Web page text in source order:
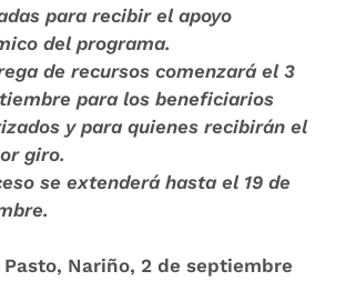
para recibir el apoyo
del programa.
de recursos comenzará el 3
para los beneficiarios
y para quienes recibirán el
giro.
se extenderá hasta el 19 de
Nariño, 2 de septiembre